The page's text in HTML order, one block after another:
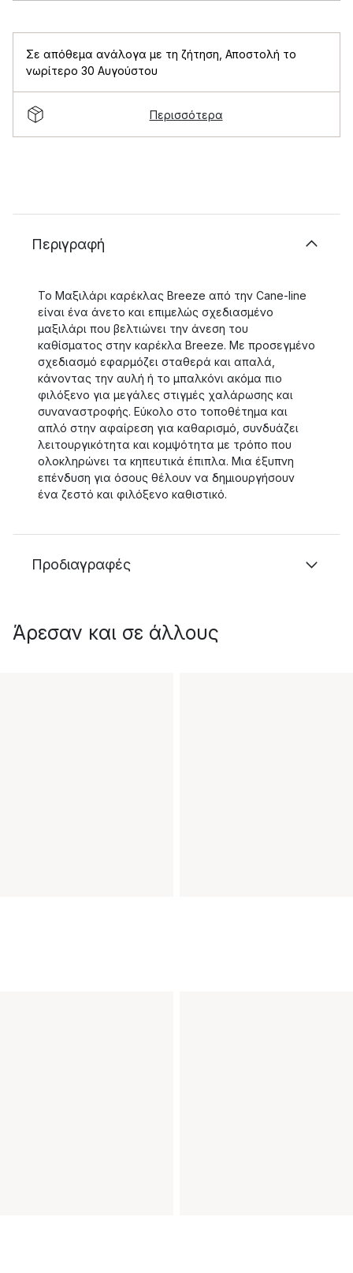
Σε απόθεμα ανάλογα με τη ζήτηση Αποστολή το
νωρίτερο 30 Αυγούστου
Περισσότερα
Περιγραφή
Το Μαξιλάρι καρέκλας Breeze από την Cane-line
είναι ένα άνετο και επιμελώς σχεδιασμένο
μαξιλάρι που βελτιώνει την άνεση του
καθίσματος στην καρέκλα Breeze. Με προσεγμένο
σχεδιασμό εφαρμόζει σταθερά και απαλά,
κάνοντας την αυλή ή το μπαλκόνι ακόμα πιο
φιλόξενο για μεγάλες στιγμές χαλάρωσης και
συναναστροφής. Εύκολο στο τοποθέτημα και
απλό στην αφαίρεση για καθαρισμό, συνδυάζει
λειτουργικότητα και κομψότητα με τρόπο που
ολοκληρώνει τα κηπευτικά έπιπλα. Μια έξυπνη
επένδυση για όσους θέλουν να δημιουργήσουν
ένα ζεστό και φιλόξενο καθιστικό.
Προδιαγραφές
Άρεσαν και σε άλλους